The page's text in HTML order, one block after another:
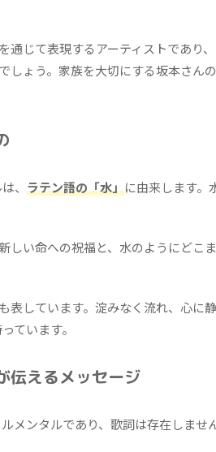
通じて表現するアーティストであり
しょう。家族を大切にする坂本さん
、 ラテン語の「水」に由来します。
しい命への祝福と、水のようにどこ
表しています。淀みなく流れ、心に
ています。
伝えるメッセージ
メンタルであり、歌詞は存在しませ